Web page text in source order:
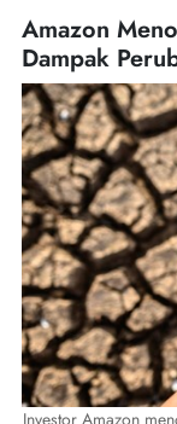
Amazon
Dampak
Investor Amazon